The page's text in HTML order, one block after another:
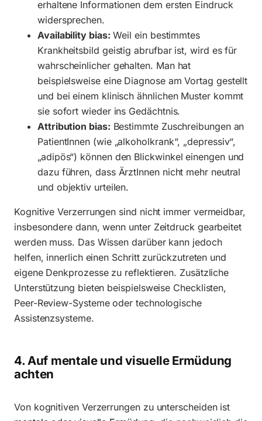
erhaltene Informationen dem ersten Eindruck
widersprechen.
Availability bias: Weil ein bestimmtes
Krankheitsbild geistig abrufbar ist, wird es für
wahrscheinlicher gehalten. Man hat
beispielsweise eine Diagnose am Vortag gestellt
und bei einem klinisch ähnlichen Muster kommt
sie sofort wieder ins Gedächtnis.
Attribution bias: Bestimmte Zuschreibungen an
PatientInnen (wie „alkoholkrank“, „depressiv“,
„adipös“) können den Blickwinkel einengen und
dazu führen, dass ÄrztInnen nicht mehr neutral
und objektiv urteilen.
Kognitive Verzerrungen sind nicht immer vermeidbar,
insbesondere dann, wenn unter Zeitdruck gearbeitet
werden muss. Das Wissen darüber kann jedoch
helfen, innerlich einen Schritt zurückzutreten und
eigene Denkprozesse zu reflektieren. Zusätzliche
Unterstützung bieten beispielsweise Checklisten,
Peer-Review-Systeme oder technologische
Assistenzsysteme.
4. Auf mentale und visuelle Ermüdung
achten
Von kognitiven Verzerrungen zu unterscheiden ist